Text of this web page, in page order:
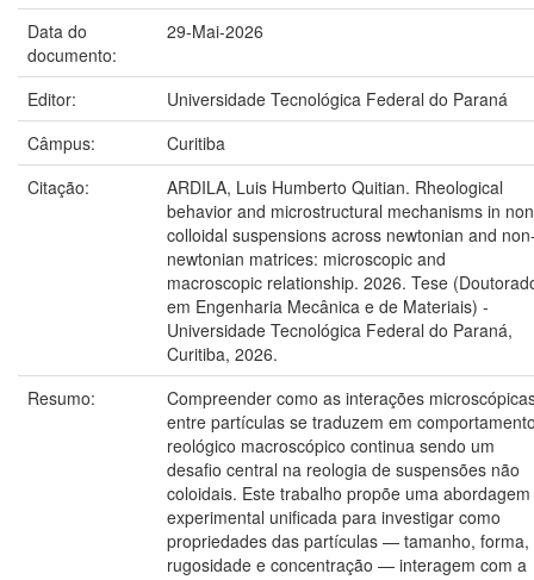
Data do
documento:
29-Mai-2026
Editor:
Universidade Tecnológica Federal do Paraná
Câmpus:
Curitiba
Citação:
ARDILA, Luis Humberto Quitian. Rheological
behavior and microstructural mechanisms in
colloidal suspensions across newtonian and
newtonian matrices: microscopic and
macroscopic relationship. 2026. Tese
em Engenharia Mecânica e de Materiais) -
Universidade Tecnológica Federal do Paraná,
Curitiba, 2026.
Resumo:
Compreender como as interações
entre partículas se traduzem em
reológico macroscópico continua sendo um
desafio central na reologia de suspensões não
coloidais. Este trabalho propõe uma abordagem
experimental unificada para investigar como
propriedades das partículas — tamanho, forma,
rugosidade e concentração — interagem com a